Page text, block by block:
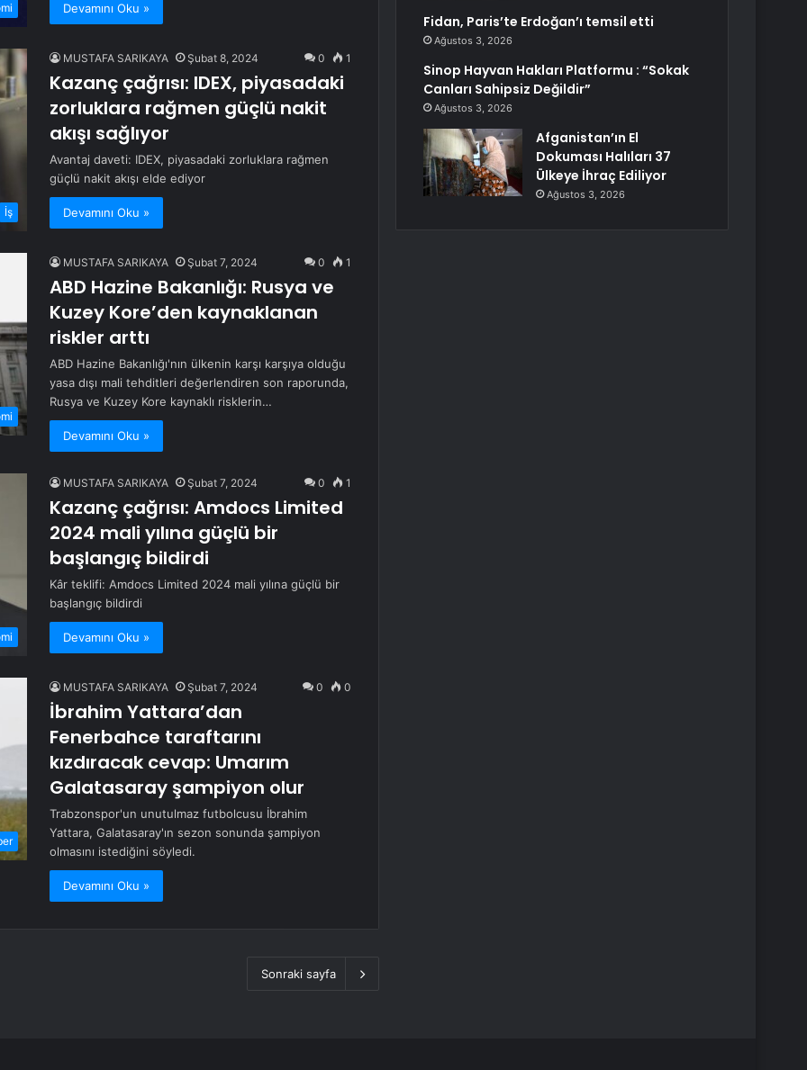
Devamını Oku »
İş
MUSTAFA SARIKAYA Şubat 8, 2024 0 1
Kazanç çağrısı: IDEX, piyasadaki
zorluklara rağmen güçlü nakit
akışı sağlıyor
Avantaj daveti: IDEX, piyasadaki zorluklara rağmen
güçlü nakit akışı elde ediyor
Devamını Oku »
MUSTAFA SARIKAYA Şubat 7, 2024 0 1
ABD Hazine Bakanlığı: Rusya ve
Kuzey Kore’den kaynaklanan
riskler arttı
ABD Hazine Bakanlığı'nın ülkenin karşı karşıya olduğu
yasa dışı mali tehditleri değerlendiren son raporunda,
Rusya ve Kuzey Kore kaynaklı risklerin…
Devamını Oku »
MUSTAFA SARIKAYA Şubat 7, 2024 0 1
Kazanç çağrısı: Amdocs Limited
2024 mali yılına güçlü bir
başlangıç ​​bildirdi
Kâr teklifi: Amdocs Limited 2024 mali yılına güçlü bir
başlangıç ​​bildirdi
Devamını Oku »
MUSTAFA SARIKAYA Şubat 7, 2024 0 0
İbrahim Yattara’dan
Fenerbahce taraftarını
kızdıracak cevap: Umarım
Galatasaray şampiyon olur
Trabzonspor'un unutulmaz futbolcusu İbrahim
Yattara, Galatasaray'ın sezon sonunda şampiyon
olmasını istediğini söyledi.
Devamını Oku »
Sonraki sayfa
Fidan, Paris’te Erdoğan’ı temsil etti
Ağustos 3, 2026
Sinop Hayvan Hakları Platformu : “Sokak
Canları Sahipsiz Değildir”
Ağustos 3, 2026
Afganistan’ın El
Dokuması Halıları 37
Ülkeye İhraç Ediliyor
Ağustos 3, 2026